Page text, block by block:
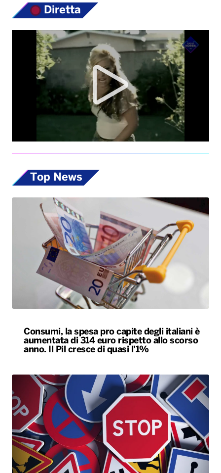
Diretta
Top News
Consumi, la spesa pro capite degli italiani è
aumentata di 314 euro rispetto allo scorso
anno. Il Pil cresce di quasi l’1%